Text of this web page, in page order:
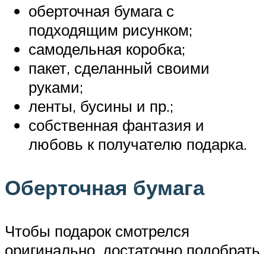
оберточная бумага с
подходящим рисунком;
самодельная коробка;
пакет, сделанный своими
руками;
ленты, бусины и пр.;
собственная фантазия и
любовь к получателю подарка.
Оберточная бумага
Чтобы подарок смотрелся
оригинально, достаточно подобрать